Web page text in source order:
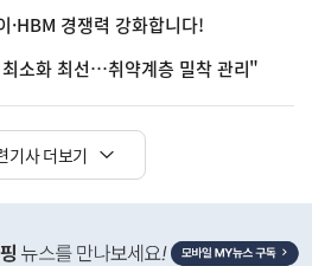
·HBM 경쟁력 강화합니다!
소화 최선…취약계층 밀착 관리"
기사 더보기